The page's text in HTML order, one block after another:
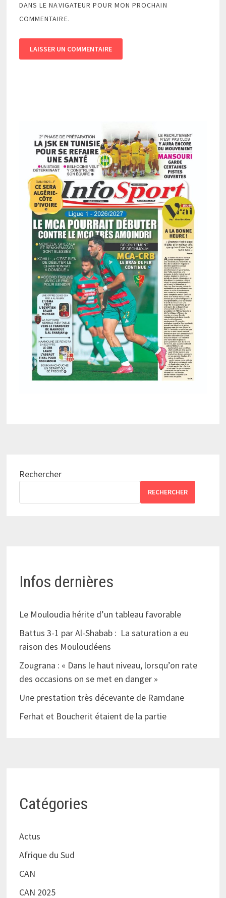
DANS LE NAVIGATEUR POUR MON PROCHAIN
COMMENTAIRE.
Rechercher
RECHERCHER
Infos dernières
Le Mouloudia hérite d’un tableau favorable
Battus 3-1 par Al-Shabab : La saturation a eu
raison des Mouloudéens
Zougrana : « Dans le haut niveau, lorsqu’on rate
des occasions on se met en danger »
Une prestation très décevante de Ramdane
Ferhat et Boucherit étaient de la partie
Catégories
Actus
Afrique du Sud
CAN
CAN 2025